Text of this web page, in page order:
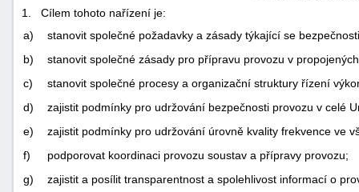
1. Cílem tohoto nařízení je:
a)
stanovit společné požadavky a zásady týkající se
b)
stanovit společné zásady pro přípravu provozu v
c)
stanovit společné procesy a organizační struktury řízení
d)
zajistit podmínky pro udržování bezpečnosti provozu v celé
e)
zajistit podmínky pro udržování úrovně kvality frekvence ve
f)
podporovat koordinaci provozu soustav a přípravy provozu;
g)
zajistit a posílit transparentnost a spolehlivost informací o